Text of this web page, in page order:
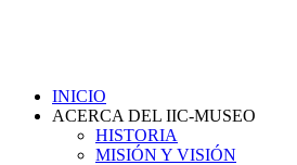
INICIO
ACERCA DEL IIC-MUSEO
HISTORIA
MISIÓN Y VISIÓN